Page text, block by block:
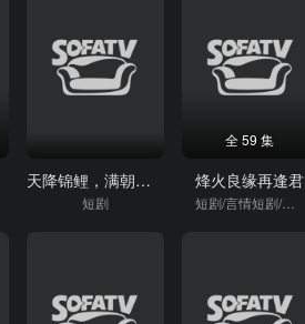
天降锦鲤，满朝吃瓜
短剧
全 59 集
烽火良缘再逢君
短剧/言情短剧/逆袭